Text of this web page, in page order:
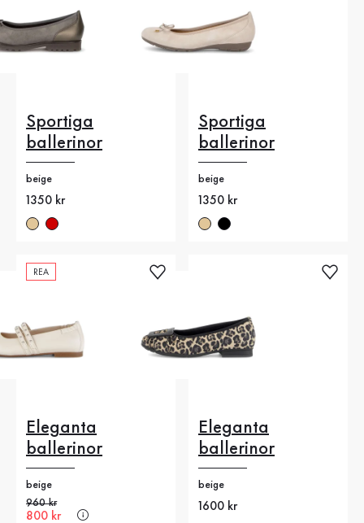
Sportiga
ballerinor
beige
Nytt pris
1350 kr
Sportiga
ballerinor
beige
Nytt pris
1350 kr
REA
Eleganta
ballerinor
beige
Gammalt pris
960 kr
Nytt pris
800 kr
Eleganta
ballerinor
beige
Nytt pris
1600 kr